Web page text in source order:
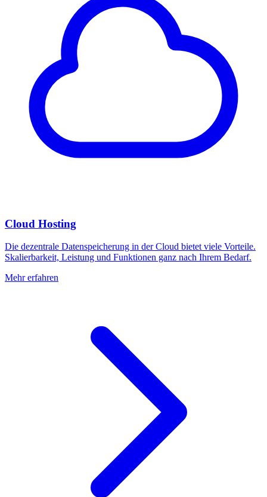
Cloud Hosting
Die dezentrale Datenspeicherung in der Cloud bietet viele Vorteile.
Skalierbarkeit, Leistung und Funktionen ganz nach Ihrem Bedarf.
Mehr erfahren